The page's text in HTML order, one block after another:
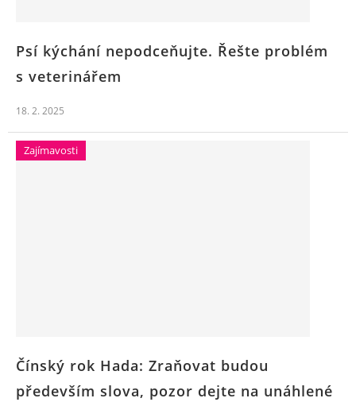
Psí kýchání nepodceňujte. Řešte problém
s veterinářem
18. 2. 2025
Zajímavosti
Čínský rok Hada: Zraňovat budou
především slova, pozor dejte na unáhlené